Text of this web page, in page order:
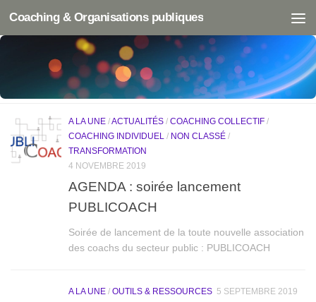
Coaching & Organisations publiques
COACHING & ORGANISATIONS PUBLIQUES
- LE BLOG DÉDIÉ AU
COACHING ET À L'ACCOMPAGNEMENT DE LA TRANSFORMATION DES
ORGANISATIONS PUBLIQUES
A LA UNE /ACTUALITÉS / COACHING COLLECTIF /
COACHING INDIVIDUEL / NON CLASSÉ /
TRANSFORMATION
4 NOVEMBRE 2019
AGENDA : soirée lancement
PUBLICOACH
Soirée de lancement de la toute nouvelle association
des coachs du secteur public : PUBLICOACH
A LA UNE / OUTILS & RESSOURCES 5 SEPTEMBRE 2019